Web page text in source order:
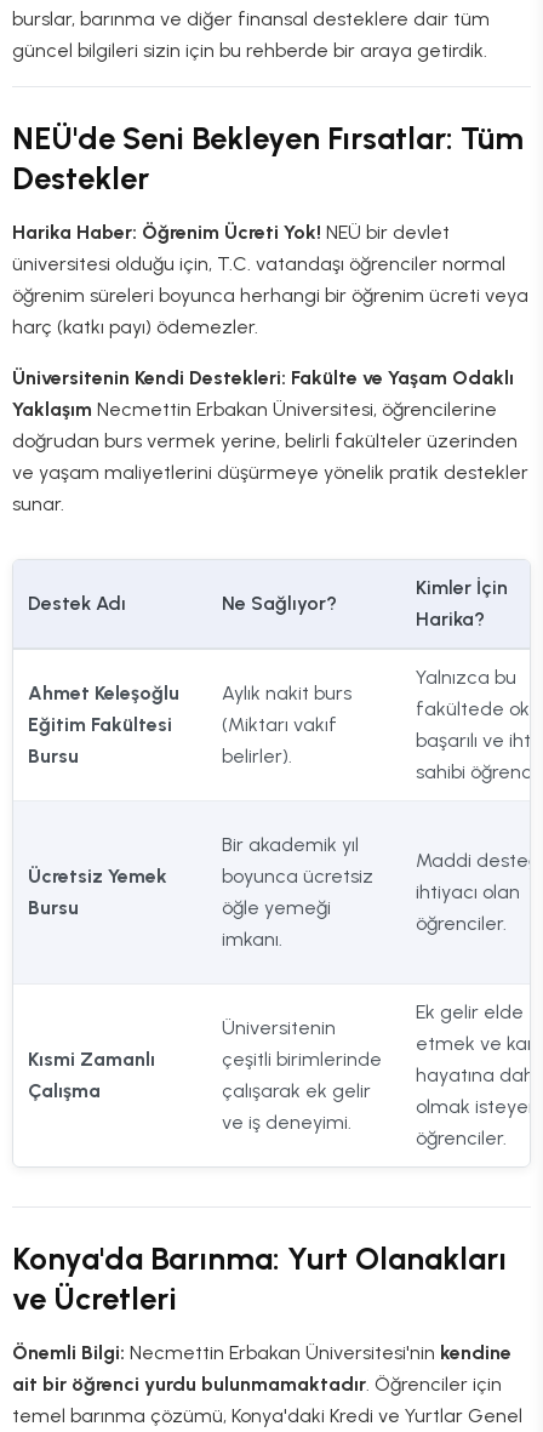
burslar, barınma ve diğer finansal desteklere dair tüm
güncel bilgileri sizin için bu rehberde bir araya getirdik.
NEÜ'de Seni Bekleyen Fırsatlar: Tüm
Destekler
Harika Haber: Öğrenim Ücreti Yok! NEÜ bir devlet
üniversitesi olduğu için, T.C. vatandaşı öğrenciler normal
öğrenim süreleri boyunca herhangi bir öğrenim ücreti veya
harç (katkı payı) ödemezler.
Üniversitenin Kendi Destekleri: Fakülte ve Yaşam Odaklı
Yaklaşım Necmettin Erbakan Üniversitesi, öğrencilerine
doğrudan burs vermek yerine, belirli fakülteler üzerinden
ve yaşam maliyetlerini düşürmeye yönelik pratik destekler
sunar.
Destek Adı Ne Sağlıyor?
Kimler İçin
Harika?
Ahmet Keleşoğlu
Eğitim Fakültesi
Bursu
Aylık nakit burs
(Miktarı vakıf
belirler).
Yalnızca bu
fakültede
başarılı ve
sahibi
Ücretsiz Yemek
Bursu
Bir akademik yıl
boyunca ücretsiz
öğle yemeği
imkanı.
Maddi
ihtiyacı olan
öğrenciler.
Kısmi Zamanlı
Çalışma
Üniversitenin
çeşitli birimlerinde
çalışarak ek gelir
ve iş deneyimi.
Ek gelir elde
etmek ve
hayatına dahil
olmak
öğrenciler.
Konya'da Barınma: Yurt Olanakları
ve Ücretleri
Önemli Bilgi: Necmettin Erbakan Üniversitesi'nin kendine
ait bir öğrenci yurdu bulunmamaktadır. Öğrenciler için
temel barınma çözümü, Konya'daki Kredi ve Yurtlar Genel